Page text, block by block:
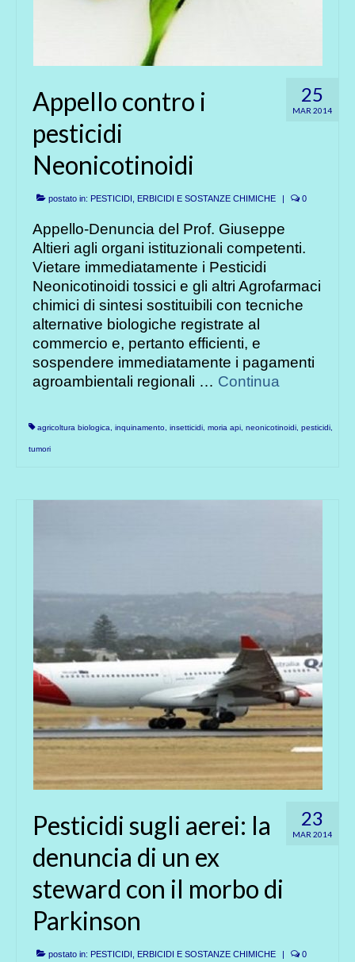
25
MAR 2014
Appello contro i
pesticidi
Neonicotinoidi
postato in: PESTICIDI, ERBICIDI E SOSTANZE CHIMICHE | 0
Appello-Denuncia del Prof. Giuseppe
Altieri agli organi istituzionali competenti.
Vietare immediatamente i Pesticidi
Neonicotinoidi tossici e gli altri Agrofarmaci
chimici di sintesi sostituibili con tecniche
alternative biologiche registrate al
commercio e, pertanto efficienti, e
sospendere immediatamente i pagamenti
agroambientali regionali … Continua
agricoltura biologica inquinamento insetticidi moria api neonicotinoidi pesticidi
tumori
23
MAR 2014
Pesticidi sugli aerei: la
denuncia di un ex
steward con il morbo di
Parkinson
postato in: PESTICIDI, ERBICIDI E SOSTANZE CHIMICHE | 0